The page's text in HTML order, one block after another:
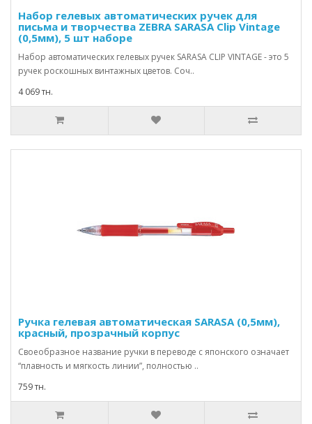
Набор гелевых автоматических ручек для
письма и творчества ZEBRA SARASA Clip Vintage
(0,5мм), 5 шт наборе
Набор автоматических гелевых ручек SARASA CLIP VINTAGE - это 5
ручек роскошных винтажных цветов. Соч..
4 069 тн.
Ручка гелевая автоматическая SARASA (0,5мм),
красный, прозрачный корпус
Своеобразное название ручки в переводе с японского означает
“плавность и мягкость линии”, полностью ..
759 тн.